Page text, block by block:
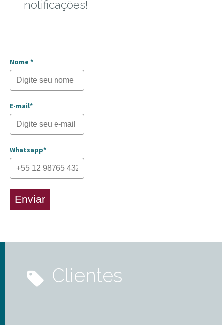
notificações!
Nome *
E-mail*
Whatsapp*
Enviar
clientes